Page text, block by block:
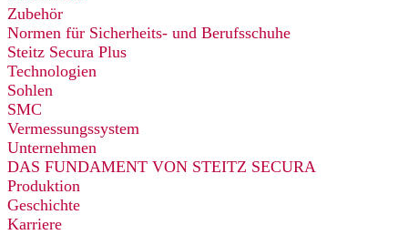
Zubehör
Normen für Sicherheits- und Berufsschuhe
Steitz Secura Plus
Technologien
Sohlen
SMC
Vermessungssystem
Unternehmen
DAS FUNDAMENT VON STEITZ SECURA
Produktion
Geschichte
Karriere